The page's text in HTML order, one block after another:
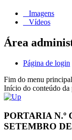
Imagens
Vídeos
Área
Página de login
Fim do menu principal
Início do conteúdo da
PORTARIA N.º
SETEMBRO